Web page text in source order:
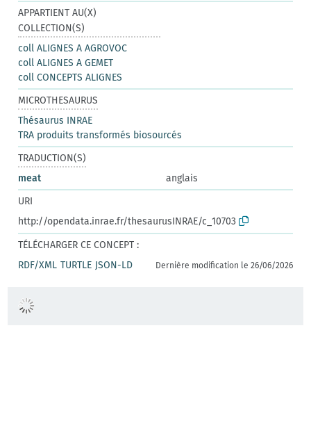
APPARTIENT AU(X)
COLLECTION(S)
coll ALIGNES A AGROVOC
coll ALIGNES A GEMET
coll CONCEPTS ALIGNES
MICROTHESAURUS
Thésaurus INRAE
TRA produits transformés biosourcés
TRADUCTION(S)
meat
anglais
URI
http://opendata.inrae.fr/thesaurusINRAE/c_10703
TÉLÉCHARGER CE CONCEPT :
RDF/XML TURTLE JSON-LD Dernière modification le 26/06/2026